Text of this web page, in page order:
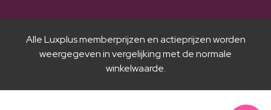
Alle Luxplus memberprijzen en actieprijzen worden
weergegeven in vergelijking met de normale
winkelwaarde.